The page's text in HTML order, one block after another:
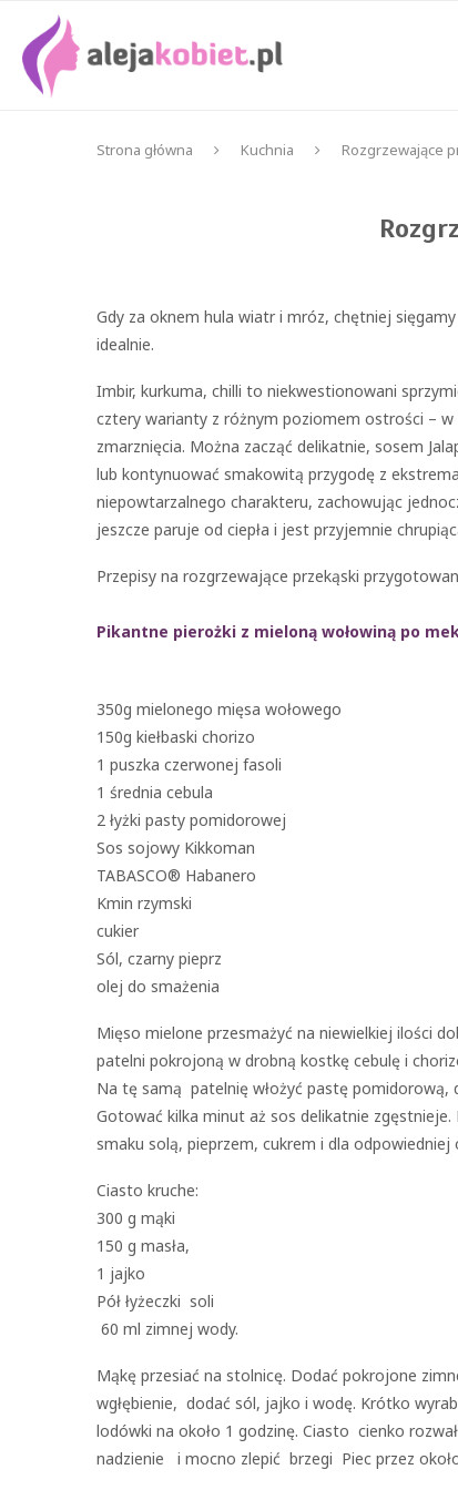
Strona główna Kuchnia
Rozgrzewające
Gdy za oknem hula wiatr i mróz, chętniej
idealnie.
Imbir, kurkuma, chilli to niekwestionowani
cztery warianty z różnym poziomem ostrości –
zmarznięcia. Można zacząć delikatnie, sosem
lub kontynuować smakowitą przygodę z
niepowtarzalnego charakteru, zachowując
jeszcze paruje od ciepła i jest przyjemnie
Przepisy na rozgrzewające przekąski
Pikantne pierożki z mieloną wołowiną po
350g mielonego mięsa wołowego
150g kiełbaski chorizo
1 puszka czerwonej fasoli
1 średnia cebula
2 łyżki pasty pomidorowej
Sos sojowy Kikkoman
TABASCO® Habanero
Kmin rzymski
cukier
Sól, czarny pieprz
olej do smażenia
Mięso mielone przesmażyć na niewielkiej ilości
patelni pokrojoną w drobną kostkę cebulę i
Na tę samą patelnię włożyć pastę pomidorową,
Gotować kilka minut aż sos delikatnie
smaku solą, pieprzem, cukrem i dla odpowiedniej
Ciasto kruche:
300 g mąki
150 g masła,
1 jajko
Pół łyżeczki soli
60 ml zimnej wody.
Mąkę przesiać na stolnicę. Dodać pokrojone
wgłębienie, dodać sól, jajko i wodę. Krótko
lodówki na około 1 godzinę. Ciasto cienko
nadzienie i mocno zlepić brzegi Piec przez